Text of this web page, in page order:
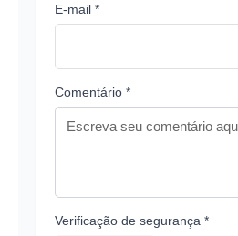
E-mail *
Comentário *
Verificação de segurança *